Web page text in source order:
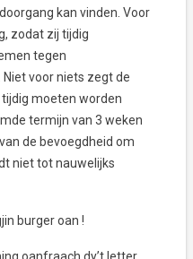
kan vinden. Voor
zodat zij tijdig
tegen
voor niets zegt de
moeten worden
termijn van 3 weken
de bevoegdheid om
niet tot nauwelijks
burger oan !